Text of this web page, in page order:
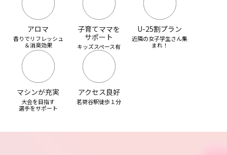
アロマ
香りでリフレッシュ
＆消臭効果
子育てママを
サポート
キッズスペース有
U-25割プラン
近隣の女子学生さん集
まれ！
マシンが充実
大会を目指す
選手をサポート
アクセス良好
茗荷谷駅徒歩１分